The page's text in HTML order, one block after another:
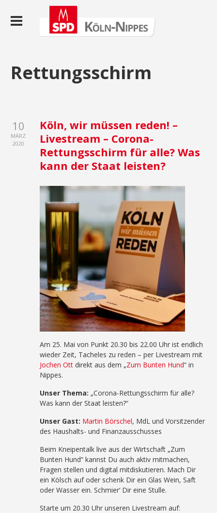
Rettungsschirm
10
MÄRZ
2020
Köln, wir müssen reden! –
Livestream – Corona-
Rettungsschirm für alle? Was
kann der Staat leisten?
Am 25. Mai von Punkt 20.30 bis 22.00 Uhr ist endlich
wieder Zeit, Tacheles zu reden – per Livestream mit
Jochen Ott direkt aus dem „Zum Bunten Hund“ in
Nippes.
Unser Thema: „Corona-Rettungsschirm für alle?
Was kann der Staat leisten?“
Unser Gast: Martin Börschel, MdL und Vorsitzender
des Haushalts- und Finanzausschusses
Beim Kneipentalk live aus der Wirtschaft „Zum
Bunten Hund“ kannst Du auch aktiv mitmachen,
Fragen stellen und digital mitdiskutieren. Mach Dir
ein Kölsch auf oder schenk Dir ein Glas Wein, Saft
oder Wasser ein. Schmier‘ Dir eine Stulle.
Starte um 20.30 Uhr unseren Livestream auf: